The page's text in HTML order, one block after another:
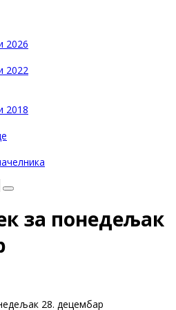
2026
2022
2018
за понедељак
28. децембар